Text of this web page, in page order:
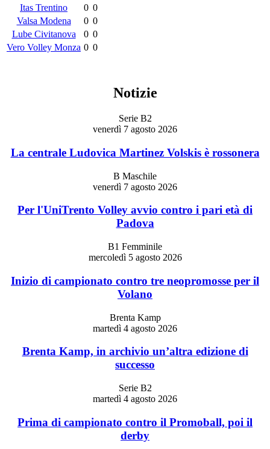
Itas Trentino 0 0
Valsa Modena
0 0
Lube Civitanova
0 0
Vero Volley Monza 0 0
Notizie
Serie B2
venerdì 7 agosto 2026
La centrale Ludovica Martinez Volskis è rossonera
B Maschile
venerdì 7 agosto 2026
Per l'UniTrento Volley avvio contro i pari età di
Padova
B1 Femminile
mercoledì 5 agosto 2026
Inizio di campionato contro tre neopromosse per il
Volano
Brenta Kamp
martedì 4 agosto 2026
Brenta Kamp, in archivio un’altra edizione di
successo
Serie B2
martedì 4 agosto 2026
Prima di campionato contro il Promoball, poi il
derby